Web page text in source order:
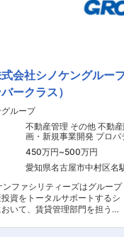
グで上積みも期待できるかも。
日、東京証券取引所 TOKYO
上場した勢いのある企業で、
てみませんか？
式会社シノケングルー
ークラス）
ループ
不動産管理 その他 不動
画・新規事業開発 プロパ
ント（住居・賃貸管理）
450万円~500万円
愛知県名古屋市中村区名
ファシリティーズはグループ
資をトータルサポートするシ
いて、賃貸管理部門を担う事